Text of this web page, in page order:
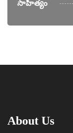
సాహిత్యం
About Us